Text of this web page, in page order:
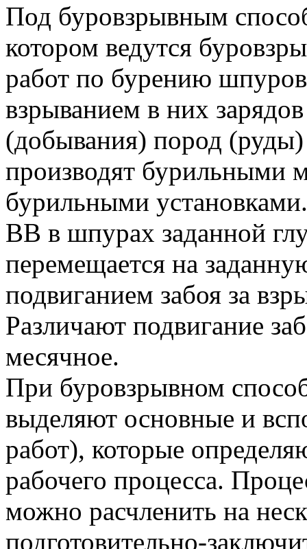
Под буровзрывным
котором ведутся
работ по бурению
взрыванием в них
(добывания) пород
производят
бурильными
ВВ в шпурах заданной
перемещается на
подвиганием забоя за
Различают подвигание
месячное.
При буровзрывном
выделяют основные и
работ), которые
рабочего процесса.
можно расчленить на
подготовительно-